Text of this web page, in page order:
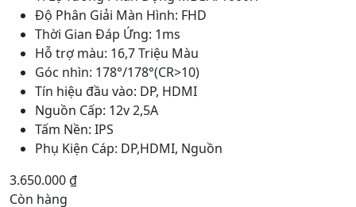
Độ Phân Giải Màn Hình: FHD
Thời Gian Đáp Ứng: 1ms
Hỗ trợ màu: 16,7 Triệu Màu
Góc nhìn: 178°/178°(CR>10)
Tín hiệu đầu vào: DP, HDMI
Nguồn Cấp: 12v 2,5A
Tấm Nền: IPS
Phụ Kiện Cáp: DP,HDMI, Nguồn
3.650.000₫
Còn hàng